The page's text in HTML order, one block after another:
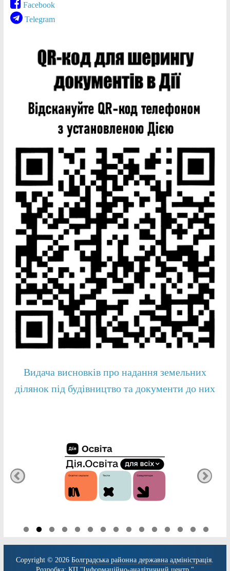
Facebook
Telegram
Видача висновків про надання земельних
ділянок під будівництво та документи до них
Copyright © 2026Болградська районна державна адміністрація